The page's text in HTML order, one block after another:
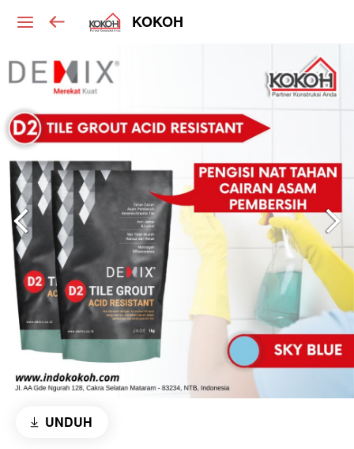
KOKOH
UNDUH